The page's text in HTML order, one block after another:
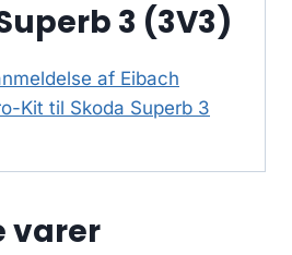
3 (3V3)
af Eibach
Kit til Skoda Superb 3
varer